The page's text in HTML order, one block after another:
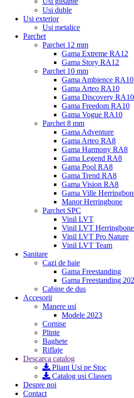
Usi duble
Usi exterior
Usi metalice
Parchet
Parchet 12 mm
Gama Extreme RA12
Gama Story RA12
Parchet 10 mm
Gama Ambience RA10
Gama Arteo RA10
Gama Discovery RA10
Gama Freedom RA10
Gama Vogue RA10
Parchet 8 mm
Gama Adventure
Gama Arteo RA8
Gama Harmony RA8
Gama Legend RA8
Gama Pool RA8
Gama Trend RA8
Gama Vision RA8
Gama Ville
Manor Herringbone
Parchet SPC
Vinil LVT
Vinil LVT Herringbone
Vinil LVT Pro Nature
Vinil LVT Team
Sanitare
Cazi de baie
Gama Freestanding
Gama Freestanding
Cabine de dus
Accesorii
Manere usi
Modele 2023
Cornise
Plinte
Baghete
Riflaje
Descarca catalog
Pliant Usi pe Stoc
Catalog usi Classen
Despre noi
Contact